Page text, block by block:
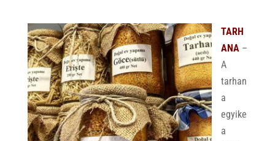
TARH
ANA –
A
tarhan
a
egyike
a